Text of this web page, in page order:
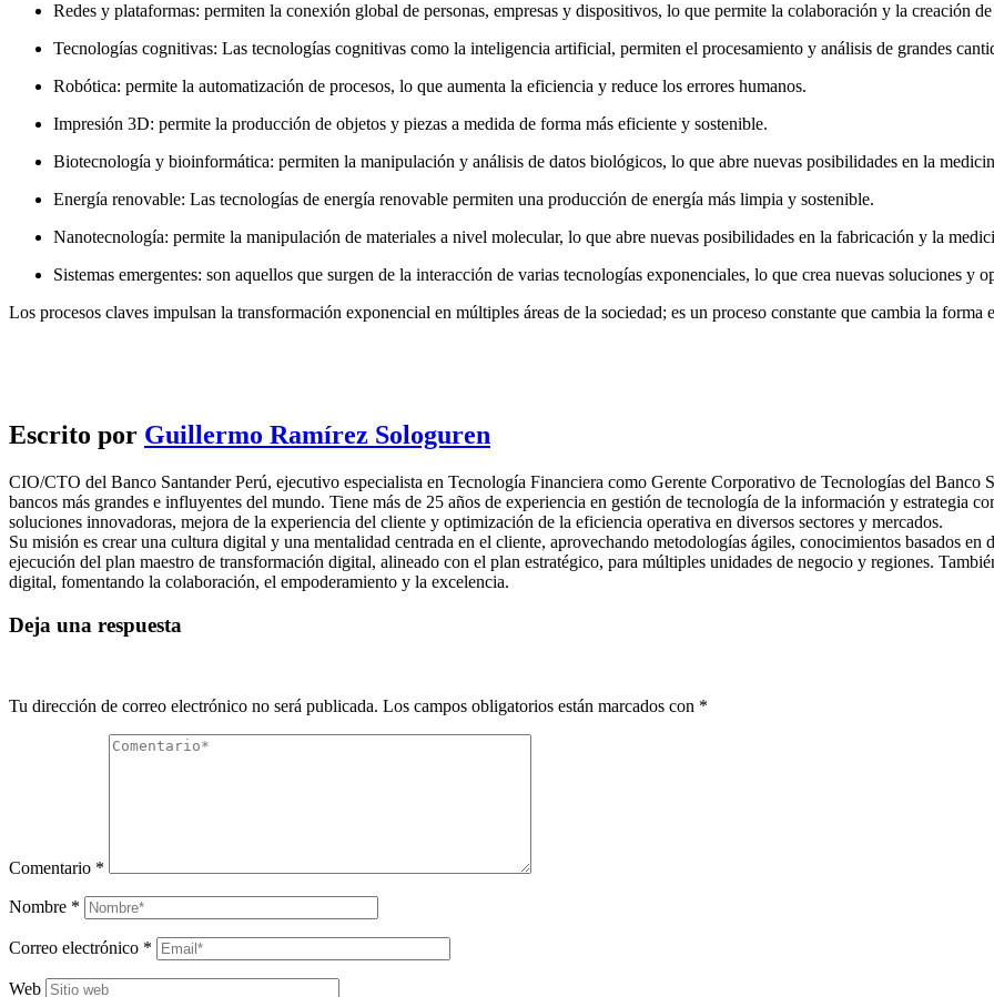
Redes y plataformas: permiten la conexión global de personas, empresas y dispositivos, lo que permite la colaboración y la creación
Tecnologías cognitivas: Las tecnologías cognitivas como la inteligencia artificial, permiten el procesamiento y análisis de grandes
Robótica: permite la automatización de procesos, lo que aumenta la eficiencia y reduce los errores humanos.
Impresión 3D: permite la producción de objetos y piezas a medida de forma más eficiente y sostenible.
Biotecnología y bioinformática: permiten la manipulación y análisis de datos biológicos, lo que abre nuevas posibilidades en la
Energía renovable: Las tecnologías de energía renovable permiten una producción de energía más limpia y sostenible.
Nanotecnología: permite la manipulación de materiales a nivel molecular, lo que abre nuevas posibilidades en la fabricación y la
Sistemas emergentes: son aquellos que surgen de la interacción de varias tecnologías exponenciales, lo que crea nuevas soluciones y
Los procesos claves impulsan la transformación exponencial en múltiples áreas de la sociedad; es un proceso constante que cambia la
Escrito por Guillermo Ramírez Sologuren
CIO/CTO del Banco Santander Perú, ejecutivo especialista en Tecnología Financiera como Gerente Corporativo de Tecnologías del
bancos más grandes e influyentes del mundo. Tiene más de 25 años de experiencia en gestión de tecnología de la información y estrategia
soluciones innovadoras, mejora de la experiencia del cliente y optimización de la eficiencia operativa en diversos sectores y mercados.
Su misión es crear una cultura digital y una mentalidad centrada en el cliente, aprovechando metodologías ágiles, conocimientos basados
ejecución del plan maestro de transformación digital, alineado con el plan estratégico, para múltiples unidades de negocio y regiones.
digital, fomentando la colaboración, el empoderamiento y la excelencia.
Deja una respuesta
Tu dirección de correo electrónico no será publicada. Los campos obligatorios están marcados con *
Comentario *
Nombre *
Correo electrónico *
Web